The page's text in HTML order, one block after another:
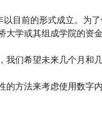
目前的形式成立。为了
学或其组成学院的资金
们希望未来几个月和几
的方法来考虑使用数字